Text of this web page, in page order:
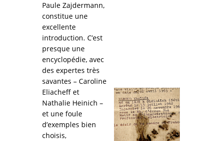
Paule Zajdermann,
constitue une
excellente
introduction. C’est
presque une
encyclopédie, avec
des expertes très
savantes – Caroline
Eliacheff et
Nathalie Heinich –
et une foule
d’exemples bien
choisis,